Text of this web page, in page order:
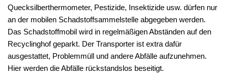
Quecksilberthermometer, Pestizide, Insektizide usw. dürfen nur
an der mobilen Schadstoffsammelstelle abgegeben werden.
Das Schadstoffmobil wird in regelmäßigen Abständen auf den
Recyclinghof geparkt. Der Transporter ist extra dafür
ausgestattet, Problemmüll und andere Abfälle aufzunehmen.
Hier werden die Abfälle rückstandslos beseitigt.